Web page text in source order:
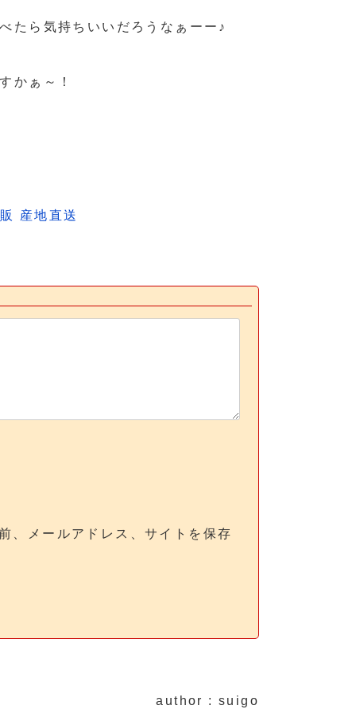
たら気持ちいいだろうなぁーー♪
かぁ～！
産地直送
、メールアドレス、サイトを保存
author : suigo